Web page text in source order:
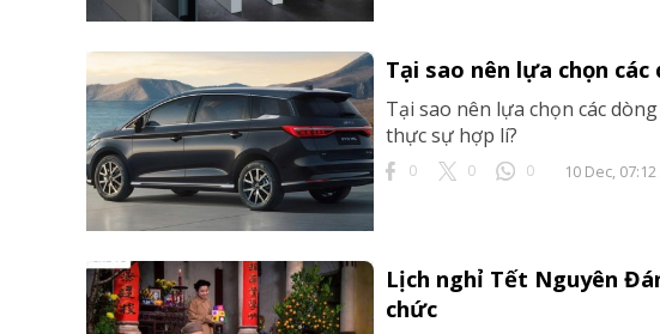
Tại sao nên lựa chọn các
Tại sao nên lựa chọn các
thực sự hợp lí?
0 0 0 10 Dec, 07:12
Lịch nghỉ Tết Nguyên
chức